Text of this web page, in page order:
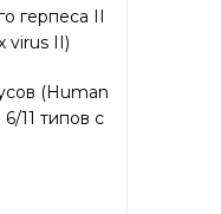
герпеса II
virus II)
(Human
11 типов с